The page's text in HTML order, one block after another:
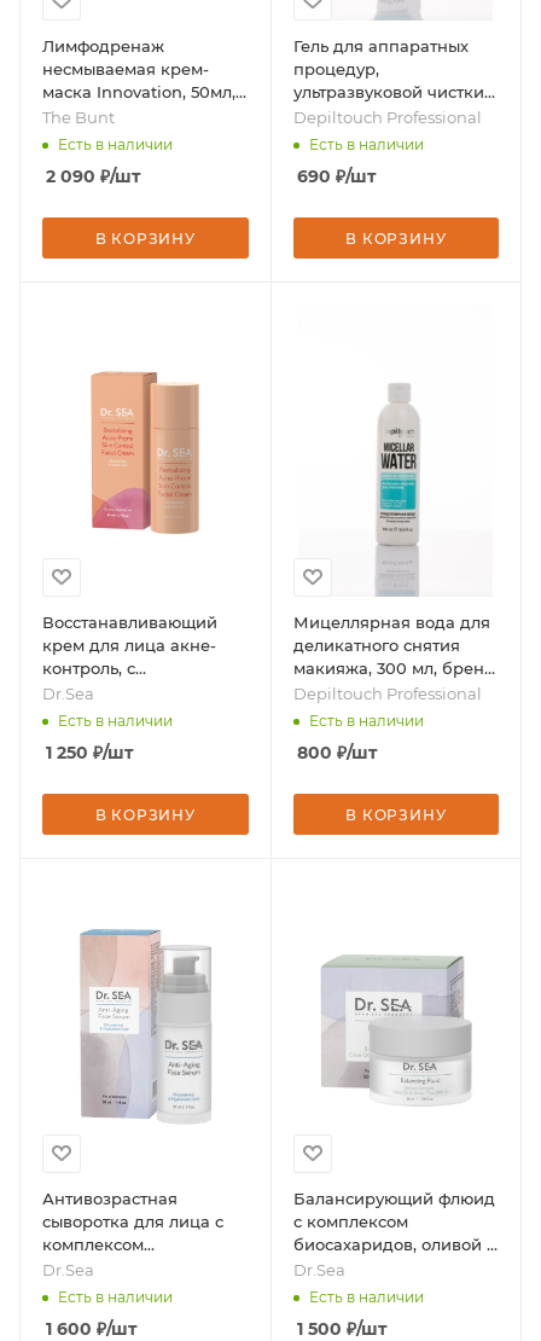
Лимфодренаж
несмываемая крем-
маска Innovation, 50мл,
бренд - The Bunt
The Bunt
Есть в наличии
2 090 ₽/шт
В КОРЗИНУ
Гель для аппаратных
процедур,
ультразвуковой чистки
кожи, 200 мл, бренд -
Depiltouch Professional
Depiltouch Professional
Есть в наличии
690 ₽/шт
В КОРЗИНУ
Восстанавливающий
крем для лица акне-
контроль, с
ниацинамидом и
азелаиновой кислотой,
Dr.Sea
Есть в наличии
1 250 ₽/шт
В КОРЗИНУ
Мицеллярная вода для
деликатного снятия
макияжа, 300 мл, бренд
- Depiltouch Professional
Depiltouch Professional
Есть в наличии
800 ₽/шт
В КОРЗИНУ
Антивозрастная
сыворотка для лица с
комплексом
GLYCOTENSYL и
гиалуроновой кислотой,
Dr.Sea
Есть в наличии
1 600 ₽/шт
Балансирующий флюид
с комплексом
биосахаридов, оливой и
зеленым чаем SPF 15, 50
мл, бренд - Dr.Sea
Dr.Sea
Есть в наличии
1 500 ₽/шт